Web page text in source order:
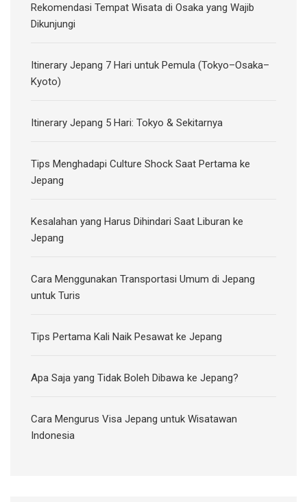
Rekomendasi Tempat Wisata di Osaka yang Wajib
Dikunjungi
Itinerary Jepang 7 Hari untuk Pemula (Tokyo–Osaka–
Kyoto)
Itinerary Jepang 5 Hari: Tokyo & Sekitarnya
Tips Menghadapi Culture Shock Saat Pertama ke
Jepang
Kesalahan yang Harus Dihindari Saat Liburan ke
Jepang
Cara Menggunakan Transportasi Umum di Jepang
untuk Turis
Tips Pertama Kali Naik Pesawat ke Jepang
Apa Saja yang Tidak Boleh Dibawa ke Jepang?
Cara Mengurus Visa Jepang untuk Wisatawan
Indonesia